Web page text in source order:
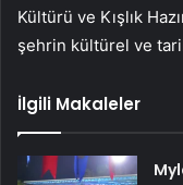
Kültürü ve Kışlık
şehrin kültürel ve
İlgili Makaleler